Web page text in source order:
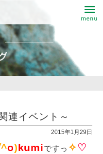
連イベント～
2015年1月29日
o)kumiですっ ✧♡